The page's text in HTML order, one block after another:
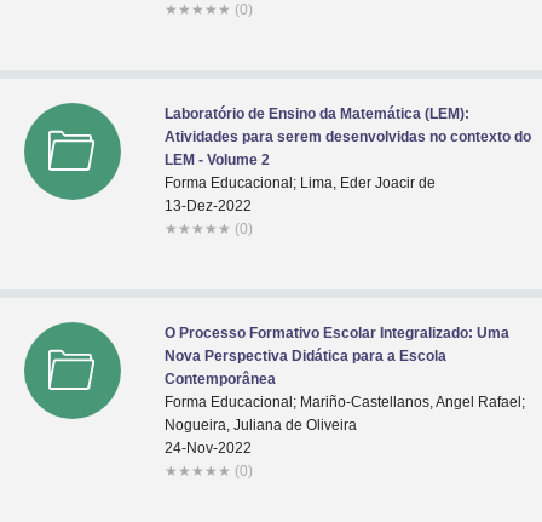
★ ★ ★ ★ ★ (0)
Laboratório de Ensino da Matemática (LEM):
Atividades para serem desenvolvidas no contexto do
LEM - Volume 2
Forma Educacional; Lima, Eder Joacir de
13-Dez-2022
★ ★ ★ ★ ★ (0)
O Processo Formativo Escolar Integralizado: Uma
Nova Perspectiva Didática para a Escola
Contemporânea
Forma Educacional; Mariño-Castellanos, Angel Rafael;
Nogueira, Juliana de Oliveira
24-Nov-2022
★ ★ ★ ★ ★ (0)